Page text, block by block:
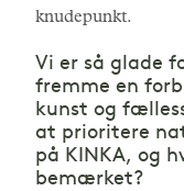
knudepunkt.
Vi er så glade
fremme en
kunst og
at prioritere
på KINKA, og
bemærket?